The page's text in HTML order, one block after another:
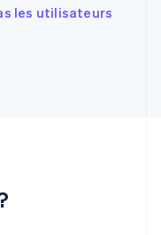
les utilisateurs